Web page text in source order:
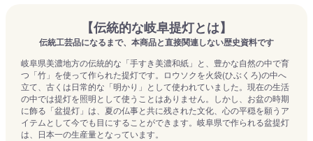
【伝統的な岐阜提灯とは】
伝統工芸品になるまで、本商品と直接関連しない歴史資料です
岐阜県美濃地方の伝統的な「手すき美濃和紙」と、豊かな自然の中で育
つ「竹」を使って作られた提灯です。ロウソクを火袋(ひぶくろ)の中へ
立て、古くは日常的な「明かり」として使われていました。現在の生活
の中では提灯を照明として使うことはありません。しかし、お盆の時期
に飾る「盆提灯」は、夏の仏事と共に残された文化、心の平穏を願うア
イテムとして今でも目にすることができます。岐阜県で作られる盆提灯
は、日本一の生産量となっています。